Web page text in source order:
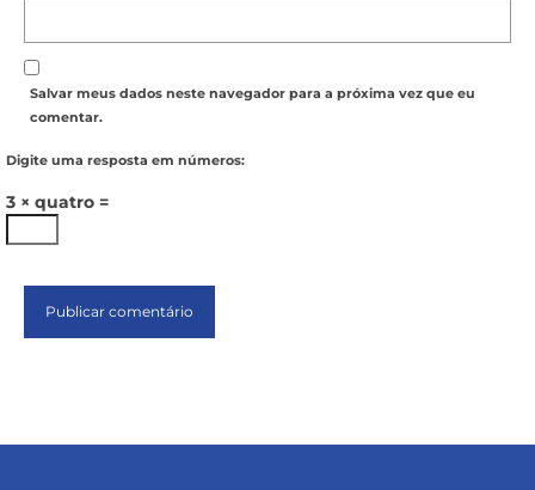
Salvar meus dados neste navegador para a próxima vez que eu
comentar.
Digite uma resposta em números:
3 × quatro =